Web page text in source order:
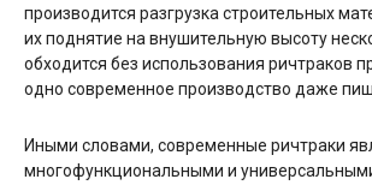
производится разгрузка строительных
их поднятие на внушительную высоту
обходится без использования ричтраков
одно современное производство даже
Иными словами, современные ричтраки
многофункциональными и